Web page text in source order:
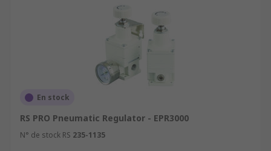
En stock
RS PRO Pneumatic Regulator - EPR3000
N° de stock RS 235-1135